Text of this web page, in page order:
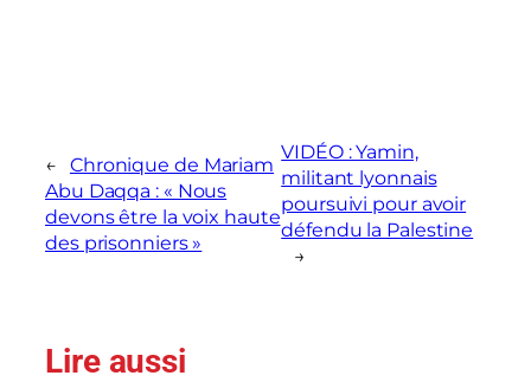
←
Chronique de Mariam
Abu Daqqa : « Nous
devons être la voix haute
des prisonniers »
VIDÉO : Yamin,
militant lyonnais
poursuivi pour avoir
défendu la Palestine
→
Lire aussi